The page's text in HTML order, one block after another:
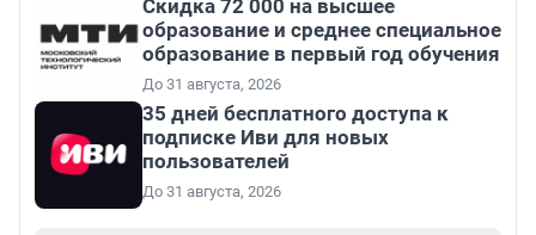
Скидка 72 000 на высшее
образование и среднее специальное
образование в первый год обучения
До 31 августа, 2026
35 дней бесплатного доступа к
подписке Иви для новых
пользователей
До 31 августа, 2026